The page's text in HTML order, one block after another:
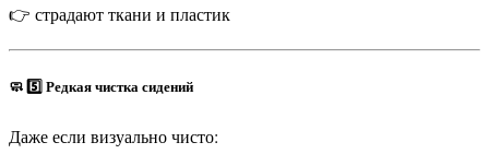
👉 страдают ткани и пластик
🧼 5️⃣ Редкая чистка сидений
Даже если визуально чисто: